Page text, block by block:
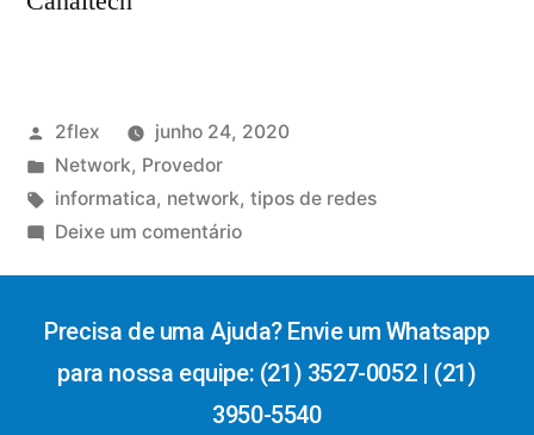
2flex
junho 24, 2020
Network, Provedor
informatica, network, tipos de redes
Deixe um comentário
Precisa de uma Ajuda? Envie um Whatsapp
para nossa equipe: (21) 3527-0052 | (21)
3950-5540